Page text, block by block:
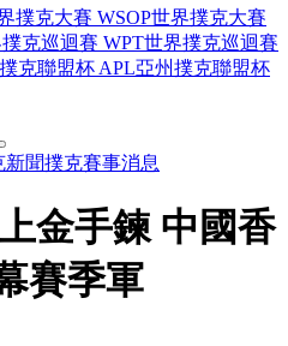
WSOP世界撲克大賽
WPT世界撲克巡迴賽
APL亞州撲克聯盟杯
新聞撲克賽事消息
金手鍊 中國香
賽季軍